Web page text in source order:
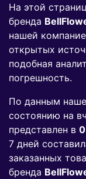
На этой
бренда
нашей
открытых
подобная
погрешность.
По данным
состоянию на
представлен в
7 дней
заказанных
бренда